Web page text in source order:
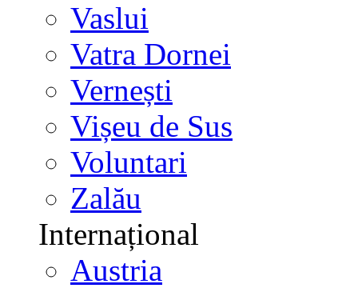
Vaslui
Vatra Dornei
Vernești
Vișeu de Sus
Voluntari
Zalău
Internațional
Austria